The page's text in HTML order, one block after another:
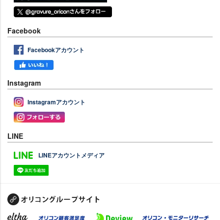
Facebook
Facebookアカウント
Instagram
Instagramアカウント
LINE
LINEアカウントメディア